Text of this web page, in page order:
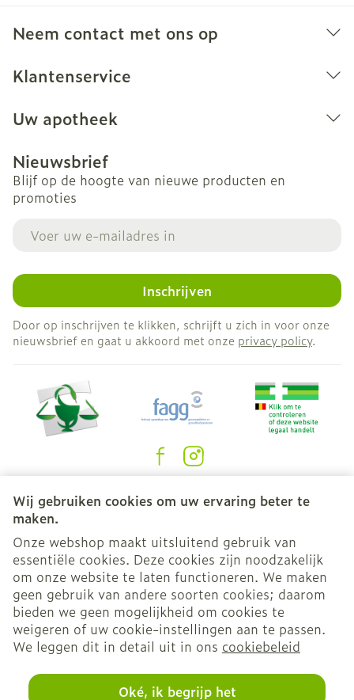
Wij gebruiken cookies om uw ervaring beter te
maken.
Onze webshop maakt uitsluitend gebruik van
essentiële cookies. Deze cookies zijn noodzakelijk
om onze website te laten functioneren. We maken
geen gebruik van andere soorten cookies; daarom
bieden we geen mogelijkheid om cookies te
weigeren of uw cookie-instellingen aan te passen.
We leggen dit in detail uit in ons cookiebeleid
Oké, ik begrijp het
Neem contact met ons op
Klantenservice
Uw apotheek
Nieuwsbrief
Blijf op de hoogte van nieuwe producten en
promoties
Inschrijven
Door op inschrijven te klikken, schrijft u zich in voor onze
nieuwsbrief en gaat u akkoord met onze privacy policy.
Juridische links